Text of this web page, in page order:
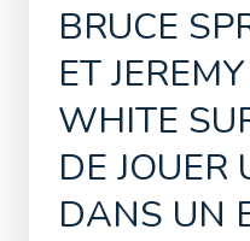
BRUCE
ET
WHITE
DE JOUER
DANS UN